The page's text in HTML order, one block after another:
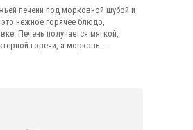
печени под морковной шубой и
нежное горячее блюдо,
Печень получается мягкой,
горечи, а морковь...